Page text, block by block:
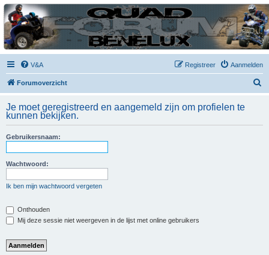
| QFB |
Hét quadforum van de Benelux
V&A Aanmelden
Registreer
Forumoverzicht
k
Je moet geregistreerd en aangemeld zijn om profielen te
kunnen bekijken.
Gebruikersnaam:
Wachtwoord:
Ik ben mijn wachtwoord vergeten
Onthouden
Mij deze sessie niet weergeven in de lijst met online gebruikers